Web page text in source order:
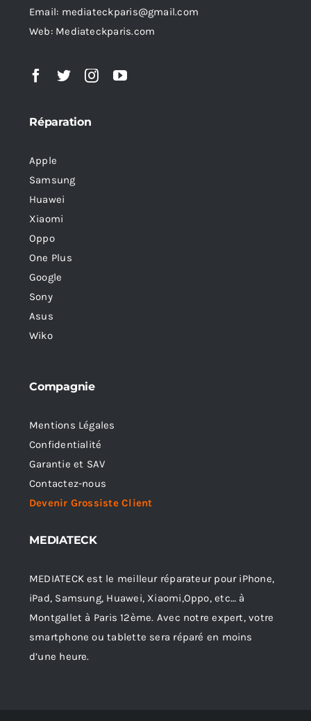
Email: mediateckparis@gmail.com
Web: Mediateckparis.com
Réparation
Apple
Samsung
Huawei
Xiaomi
Oppo
One Plus
Google
Sony
Asus
Wiko
Compagnie
Mentions Légales
Confidentialité
Garantie et SAV
Contactez-nous
Devenir Grossiste Client
MEDIATECK
MEDIATECK est le meilleur réparateur pour iPhone,
iPad, Samsung, Huawei, Xiaomi,Oppo, etc… à
Montgallet à Paris 12ème. Avec notre expert, votre
smartphone ou tablette sera réparé en moins
d’une heure.